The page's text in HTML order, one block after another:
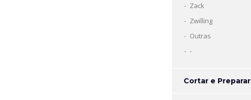
Zack
Zwilling
Outras
-
Cortar e Preparar